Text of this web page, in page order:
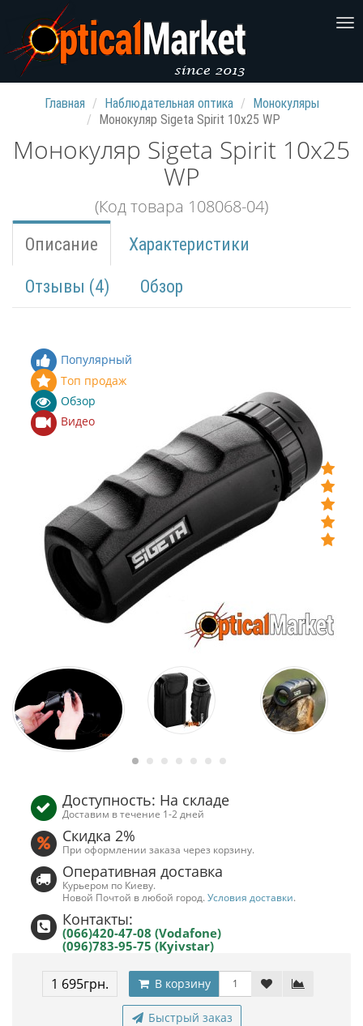
Главная Наблюдательная оптика
Монокуляры
Монокуляр Sigeta Spirit 10x25 WP
Монокуляр Sigeta Spirit 10x25
WP
(Код товара 108068-04)
Описание Характеристики
Отзывы (4) Обзор
Популярный
Топ продаж
Обзор
Видео
Доступность: На складе
Доставим в течение 1-2 дней
Скидка 2%
При оформлении заказа через корзину.
Оперативная доставка
Курьером по Киеву.
Новой Почтой в любой город.Условия доставки.
Контакты:
(066)420-47-08 (Vodafone)
(096)783-95-75 (Kyivstar)
1 695грн. В корзину
Быстрый заказ